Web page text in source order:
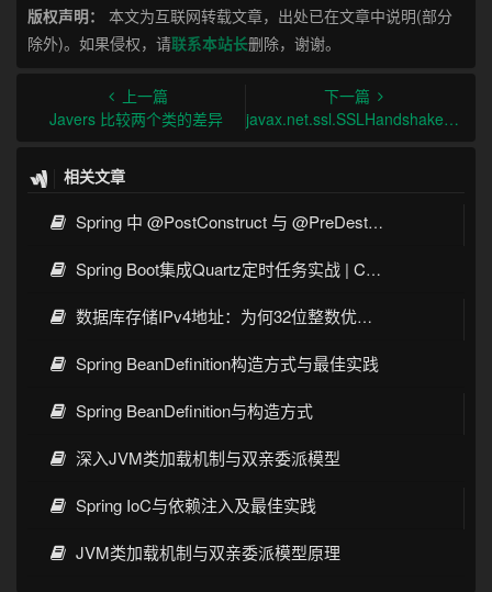
版权声明：
本文为互联网转载文章，出处已在文章中说明(部分
除外)。如果侵权，请联系本站长删除，谢谢。
上一篇
Javers 比较两个类的差异
下一篇
javax.net.ssl.SSLHandshakeException No appropriate protocol (protocol is disabled or cipher suites are inappropriate)错误
相关文章
Spring 中 @PostConstruct 与 @PreDestroy 的完整与实战
Spring Boot集成Quartz定时任务实战 | Cron表达式详解
数据库存储IPv4地址：为何32位整数优于字符串 | 性能分析
Spring BeanDefinition构造方式与最佳实践
Spring BeanDefinition与构造方式
深入JVM类加载机制与双亲委派模型
Spring IoC与依赖注入及最佳实践
JVM类加载机制与双亲委派模型原理